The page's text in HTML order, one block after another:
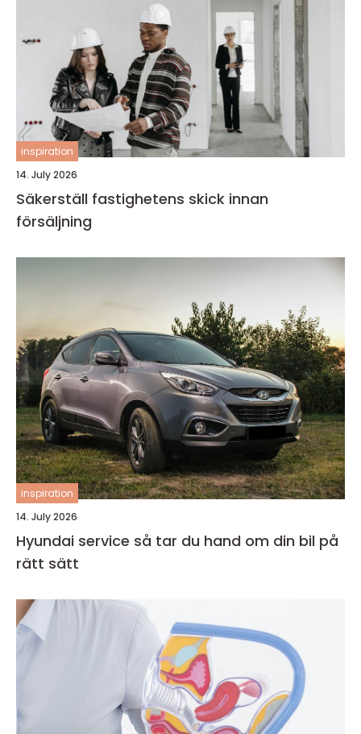
inspiration
14. July 2026
Säkerställ fastighetens skick innan
försäljning
inspiration
14. July 2026
Hyundai service så tar du hand om din bil på
rätt sätt